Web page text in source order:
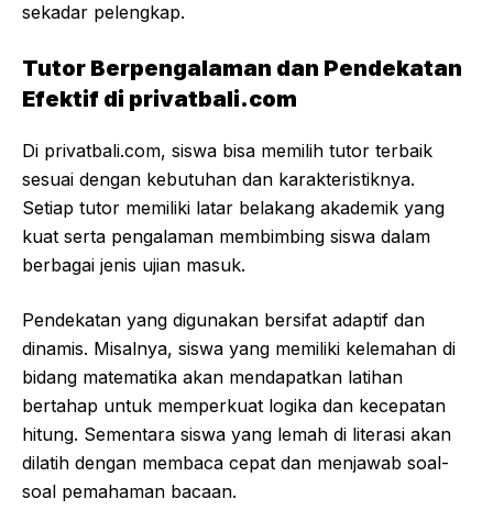
sekadar pelengkap.
Tutor Berpengalaman dan Pendekatan
Efektif di privatbali.com
Di privatbali.com, siswa bisa memilih tutor terbaik
sesuai dengan kebutuhan dan karakteristiknya.
Setiap tutor memiliki latar belakang akademik yang
kuat serta pengalaman membimbing siswa dalam
berbagai jenis ujian masuk.
Pendekatan yang digunakan bersifat adaptif dan
dinamis. Misalnya, siswa yang memiliki kelemahan di
bidang matematika akan mendapatkan latihan
bertahap untuk memperkuat logika dan kecepatan
hitung. Sementara siswa yang lemah di literasi akan
dilatih dengan membaca cepat dan menjawab soal-
soal pemahaman bacaan.